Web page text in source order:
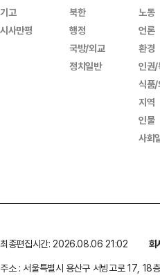
기고
시사만평
북한
행정
국방/외교
정치일반
노동
언론
환경
인권/
식품/
지역
인물
사회
최종편집시간: 2026.08.06 21:02 회
주소 : 서울특별시 용산구 서빙고로 17, 18